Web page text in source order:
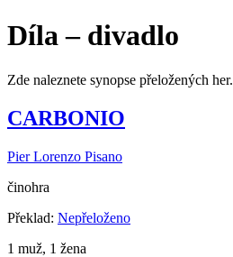
Díla – divadlo
Zde naleznete synopse přeložených her.
CARBONIO
Pier Lorenzo Pisano
činohra
Překlad: Nepřeloženo
1 muž, 1 žena